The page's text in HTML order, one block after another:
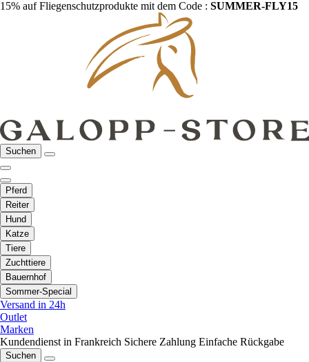
15% auf Fliegenschutzprodukte mit dem Code : SUMMER-FLY15
Suchen
Pferd
Reiter
Hund
Katze
Tiere
Zuchttiere
Bauernhof
Sommer-Special
Versand in 24h
Outlet
Marken
Kundendienst in Frankreich Sichere Zahlung Einfache Rückgabe
Suchen